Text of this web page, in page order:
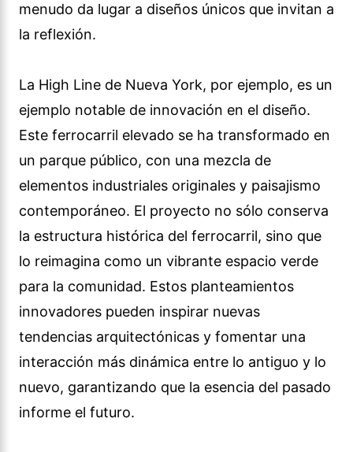
menudo da lugar a diseños únicos que invitan a
la reflexión.
La High Line de Nueva York, por ejemplo, es un
ejemplo notable de innovación en el diseño.
Este ferrocarril elevado se ha transformado en
un parque público, con una mezcla de
elementos industriales originales y paisajismo
contemporáneo. El proyecto no sólo conserva
la estructura histórica del ferrocarril, sino que
lo reimagina como un vibrante espacio verde
para la comunidad. Estos planteamientos
innovadores pueden inspirar nuevas
tendencias arquitectónicas y fomentar una
interacción más dinámica entre lo antiguo y lo
nuevo, garantizando que la esencia del pasado
informe el futuro.